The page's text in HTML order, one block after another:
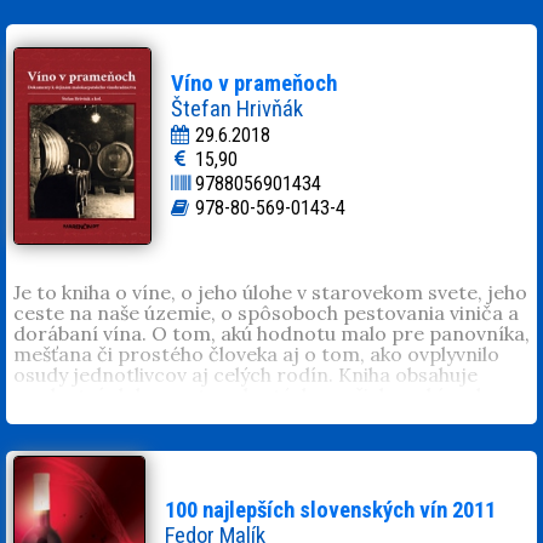
Víno v prameňoch
Štefan Hrivňák
29.6.2018
15,90
9788056901434
978-80-569-0143-4
Je to kniha o víne, o jeho úlohe v starovekom svete, jeho
ceste na naše územie, o spôsoboch pestovania viniča a
dorábaní vína. O tom, akú hodnotu malo pre panovníka,
mešťana či prostého človeka aj o tom, ako ovplyvnilo
osudy jednotlivcov aj celých rodín. Kniha obsahuje
prameňov. Mgr. Ivana Červenková, PhD., Slovenský
národný archív Autorský kolektív, držiac sa základného
hesla historického bádania „ad fontes“, vťahuje čitateľa
priamo do reality života malokarpatského vinohradníka
100 najlepších slovenských vín 2011
Fedor Malík